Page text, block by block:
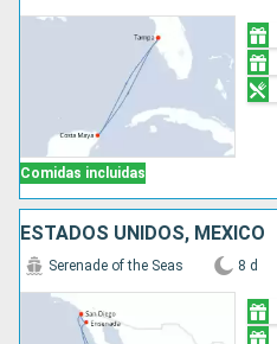
Comidas incluidas
ESTADOS UNIDOS, MÉXICO
Serenade of the Seas 8 d